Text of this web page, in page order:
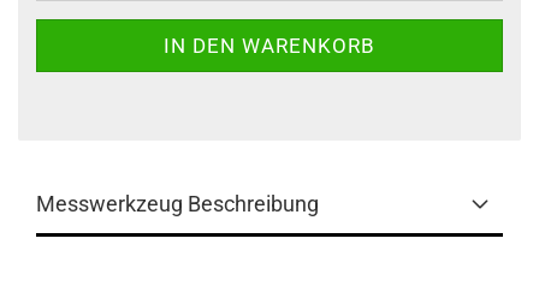
Messwerkzeug Beschreibung